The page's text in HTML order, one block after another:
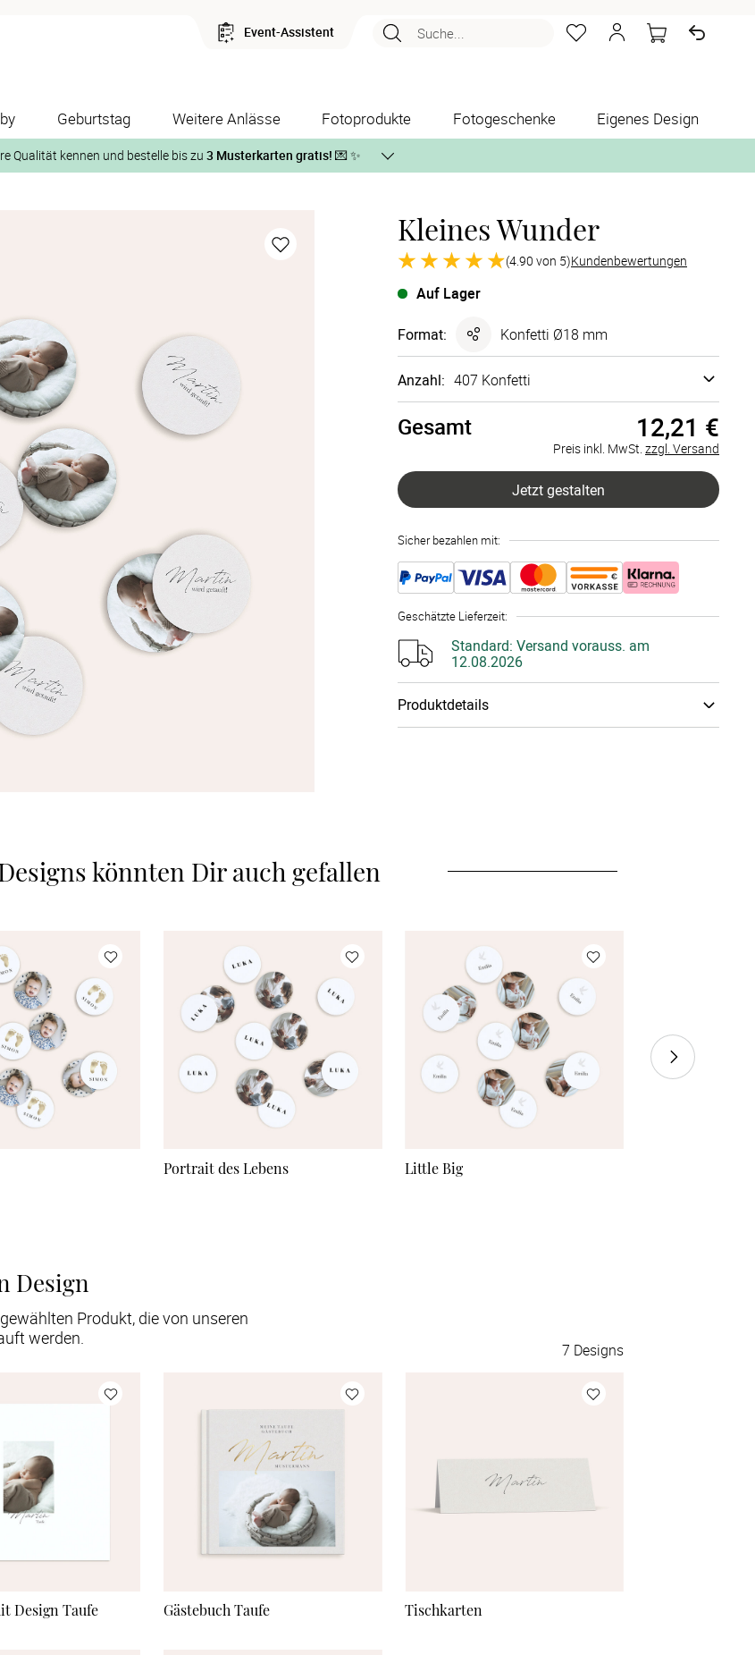
Event-Assistent Suche...
Geburtstag Weitere Anlässe Fotoprodukte Fotogeschenke Eigenes Design
Qualität kennen und bestelle bis zu 3 Musterkarten gratis! 💌 ✨
auf der jeweiligen Produktseite und lasse Dir die Karten kostenlos per Post zusenden.
Kleines Wunder
(4.90 von 5)Kundenbewertungen
Auf Lager
Format: Konfetti Ø18 mm
Anzahl: 407 Konfetti
407 Konfetti à 0,03 €
1020 Konfetti à 0,03 €
1223 Konfetti
1631 Konfetti à 0,03 €
2039 Konfetti
2447 Konfetti à 0,03 €
2855 Konfetti à 0,03 €
Gesamt 12,21 €
Preis inkl. MwSt. zzgl. Versand
Jetzt gestalten
Sicher bezahlen mit:
Geschätzte Lieferzeit:
Standard: Versand vorauss. am
12.08.2026
Produktdetails
könnten Dir auch gefallen
Portrait des Lebens Little Big
Design
Produkt, die von unseren
werden.
7 Designs
Design Taufe Gästebuch Taufe Tischkarten